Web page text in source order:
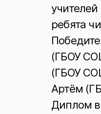
ребята
(ГБОУ
(ГБОУ
Артём
Диплом